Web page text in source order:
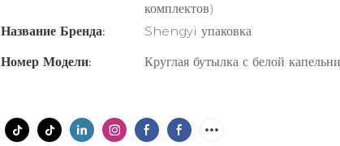
комплектов)
Название Бренда:
Shengyi упаковка
Номер Модели:
Круглая бутылка с белой